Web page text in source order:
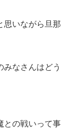
思いながら旦那
なさんはどう
との戦いって事